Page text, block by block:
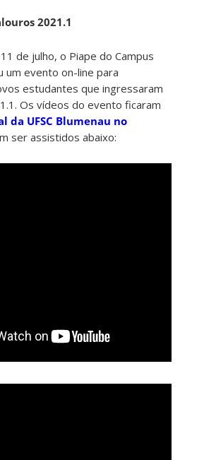
2021.1
de julho, o Piape do Campus
um evento on-line para
estudantes que ingressaram
Os vídeos do evento ficaram
da UFSC Blumenau no
ser assistidos abaixo: